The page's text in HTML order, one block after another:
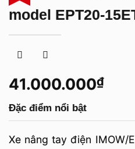
model EPT20-
41.000.000₫
Đặc điểm nổi bật
Xe nâng tay điện IMOW/